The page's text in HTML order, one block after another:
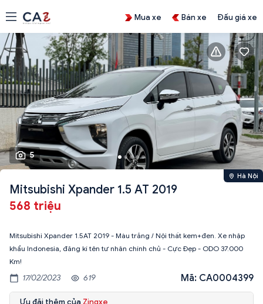
Mua xe Bán xe Đấu giá xe
5
Hà Nội
Mitsubishi Xpander 1.5 AT 2019
568 triệu
Mitsubishi Xpander 1.5AT 2019 - Màu trắng / Nội thất kem+đen. Xe nhập
khẩu Indonesia, đăng kí tên tư nhân chính chủ - Cực Đẹp - ODO 37.000
Km!
17/02/2023 619 Mã: CA0004399
Ưu đãi thêm của Zingxe